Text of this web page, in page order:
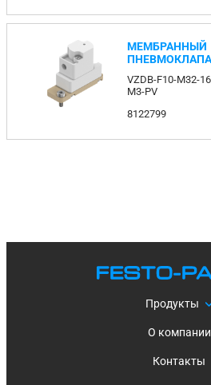
МЕМБРАННЫЙ
VZDB-F10-M32-
M3-PV
8122799
Продукты
О компании
Контакты